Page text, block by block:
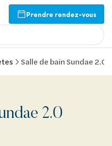
Prendre rendez-vous
Salle de bain Sundae 2.0
2.0